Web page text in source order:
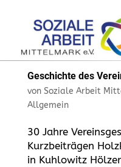
Geschichte des
von Soziale Arbeit
Allgemein
30 Jahre
Kurzbeiträgen
in Kuhlowitz